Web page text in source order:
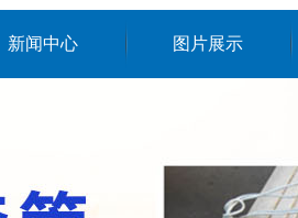
新闻中心 图片展示